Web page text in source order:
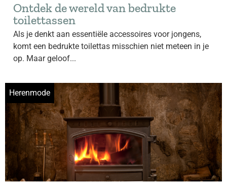
Ontdek de wereld van bedrukte
toilettassen
Als je denkt aan essentiële accessoires voor jongens,
komt een bedrukte toilettas misschien niet meteen in je
op. Maar geloof...
Herenmode